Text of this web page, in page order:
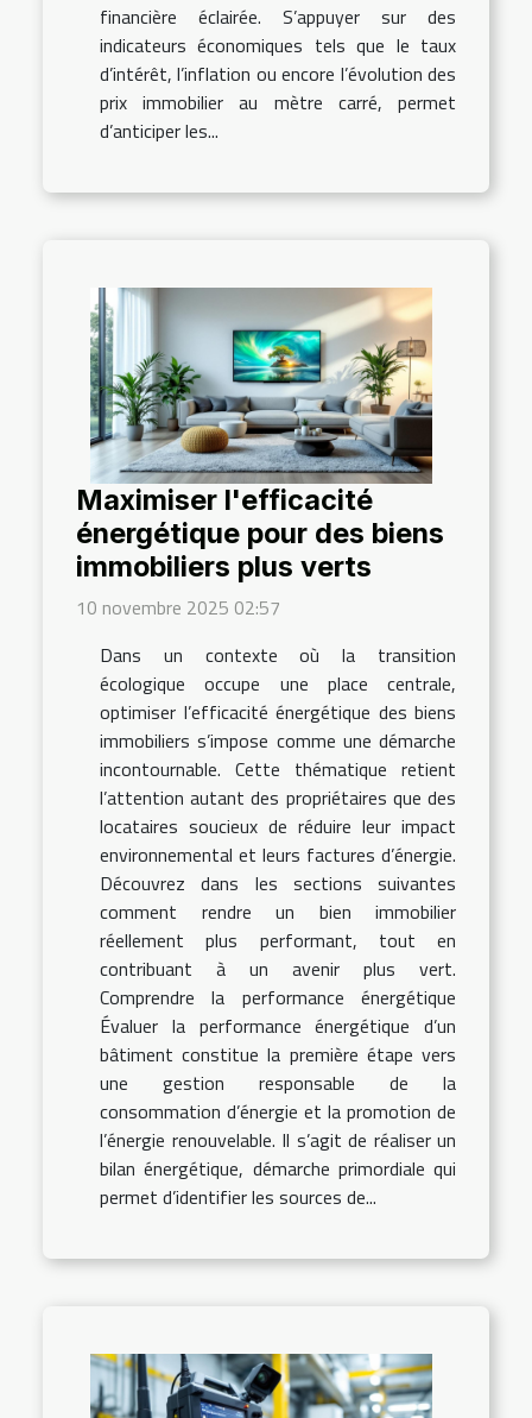
financière éclairée. S’appuyer sur des
indicateurs économiques tels que le taux
d’intérêt, l’inflation ou encore l’évolution des
prix immobilier au mètre carré, permet
d’anticiper les...
Maximiser l'efficacité
énergétique pour des biens
immobiliers plus verts
10 novembre 2025 02:57
Dans un contexte où la transition
écologique occupe une place centrale,
optimiser l’efficacité énergétique des biens
immobiliers s’impose comme une démarche
incontournable. Cette thématique retient
l’attention autant des propriétaires que des
locataires soucieux de réduire leur impact
environnemental et leurs factures d’énergie.
Découvrez dans les sections suivantes
comment rendre un bien immobilier
réellement plus performant, tout en
contribuant à un avenir plus vert.
Comprendre la performance énergétique
Évaluer la performance énergétique d’un
bâtiment constitue la première étape vers
une gestion responsable de la
consommation d’énergie et la promotion de
l’énergie renouvelable. Il s’agit de réaliser un
bilan énergétique, démarche primordiale qui
permet d’identifier les sources de...